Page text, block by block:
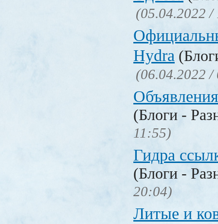
(05.04.2022 /
Hydra
(06.04.2022 /
(Блоги -
11:55)
Гидра
(Блоги -
20:04)
Литые и